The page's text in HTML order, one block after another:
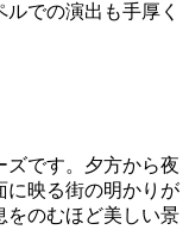
での演出も手厚く
ズです。夕方から夜
に映る街の明かりが
をのむほど美しい景